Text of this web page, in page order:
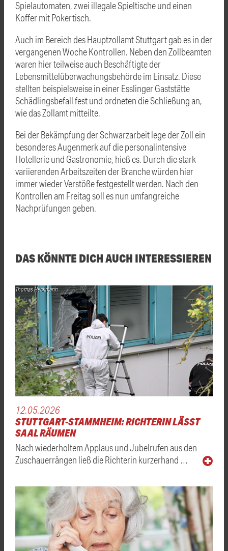
Spielautomaten, zwei illegale Spieltische und einen
Koffer mit Pokertisch.
Auch im Bereich des Hauptzollamt Stuttgart gab es in der
vergangenen Woche Kontrollen. Neben den Zollbeamten
waren hier teilweise auch Beschäftigte der
Lebensmittelüberwachungsbehörde im Einsatz. Diese
stellten beispielsweise in einer Esslinger Gaststätte
Schädlingsbefall fest und ordneten die Schließung an,
wie das Zollamt mitteilte.
Bei der Bekämpfung der Schwarzarbeit lege der Zoll ein
besonderes Augenmerk auf die personalintensive
Hotellerie und Gastronomie, hieß es. Durch die stark
variierenden Arbeitszeiten der Branche würden hier
immer wieder Verstöße festgestellt werden. Nach den
Kontrollen am Freitag soll es nun umfangreiche
Nachprüfungen geben.
DAS KÖNNTE DICH AUCH INTERESSIEREN
Thomas Heckmann
12.05.2026
STUTTGART-STAMMHEIM: RICHTERIN LÄSST
SAAL RÄUMEN
Nach wiederholtem Applaus und Jubelrufen aus den
Zuschauerrängen ließ die Richterin kurzerhand …